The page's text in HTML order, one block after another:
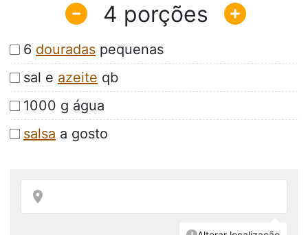
4
6 douradas pequenas
sal e azeite qb
1000 g água
salsa a gosto